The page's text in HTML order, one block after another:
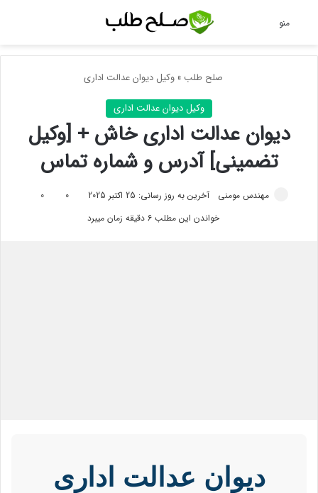
منو
صلح طلب » وکیل دیوان عدالت اداری
وکیل دیوان عدالت اداری
دیوان عدالت اداری خاش + [وکیل
تضمینی] آدرس و شماره تماس
مهندس مومنی آخرین به روز رسانی: 25 اکتبر 2025 0
0
خواندن این مطلب 6 دقیقه زمان میبرد
دیوان عدالت اداری